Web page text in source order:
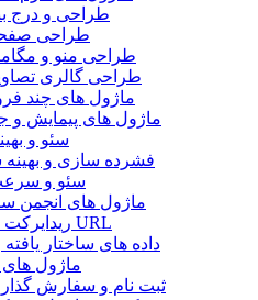
طراحی و درج
طراحی
طراحی منو و
طراحی گالری
ماژول های چند
ماژول های پیمایش
سئو و
فشرده سازی و بهینه
سئو و
ماژول های انجمن
ریدایرکت و بهینه سازی URL
داده های ساختار
ماژول
ثبت نام و سفارش